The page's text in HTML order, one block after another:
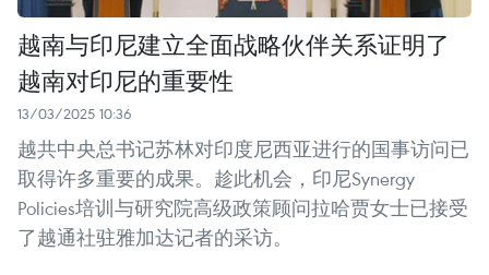
越南与印尼建立全面战略伙伴关系证明了
越南对印尼的重要性
13/03/2025 10:36
越共中央总书记苏林对印度尼西亚进行的国事访问已
取得许多重要的成果。趁此机会，印尼Synergy
Policies培训与研究院高级政策顾问拉哈贾女士已接受
了越通社驻雅加达记者的采访。